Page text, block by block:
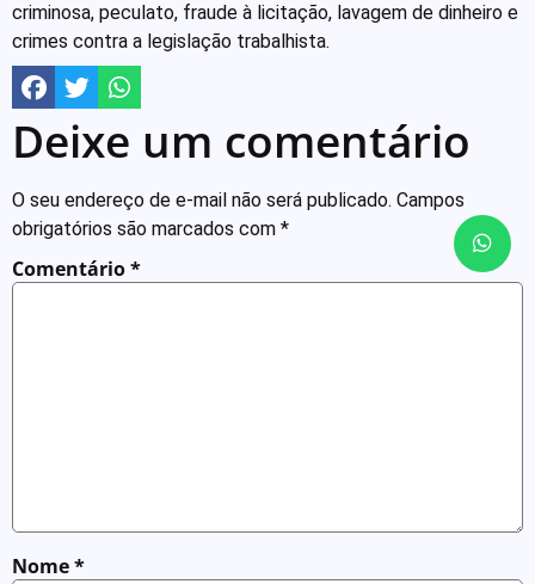
criminosa, peculato, fraude à licitação, lavagem de dinheiro e
crimes contra a legislação trabalhista.
Deixe um comentário
O seu endereço de e-mail não será publicado. Campos
obrigatórios são marcados com *
Comentário*
Nome*